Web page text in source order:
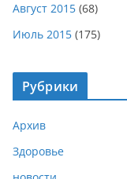
Август 2015 (68)
Июль 2015 (175)
Рубрики
Архив
Здоровье